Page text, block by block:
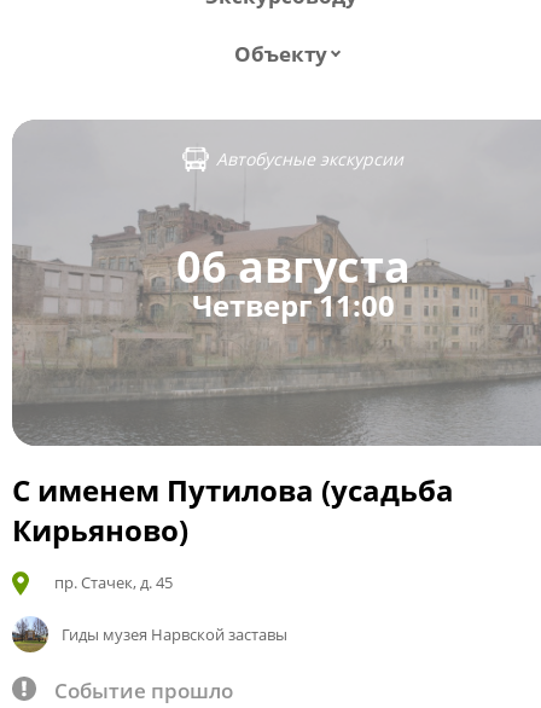
Объекту
Автобусные экскурсии
06 августа
Четверг 11:00
С именем Путилова (усадьба
Кирьяново)
пр. Стачек, д. 45
Гиды музея Нарвской заставы
Событие прошло